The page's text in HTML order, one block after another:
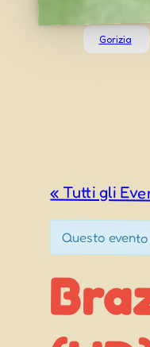
Gorizia
« Tutti gli
Questo